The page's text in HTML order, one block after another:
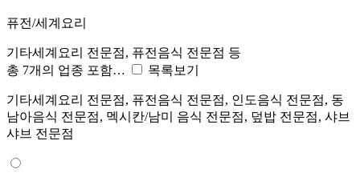
퓨전/세계요리
기타세계요리 전문점, 퓨전음식 전문점 등
총 7개의 업종 포함…
목록보기
기타세계요리 전문점, 퓨전음식 전문점, 인도음식 전문점, 동
남아음식 전문점, 멕시칸/남미 음식 전문점, 덮밥 전문점, 샤브
샤브 전문점